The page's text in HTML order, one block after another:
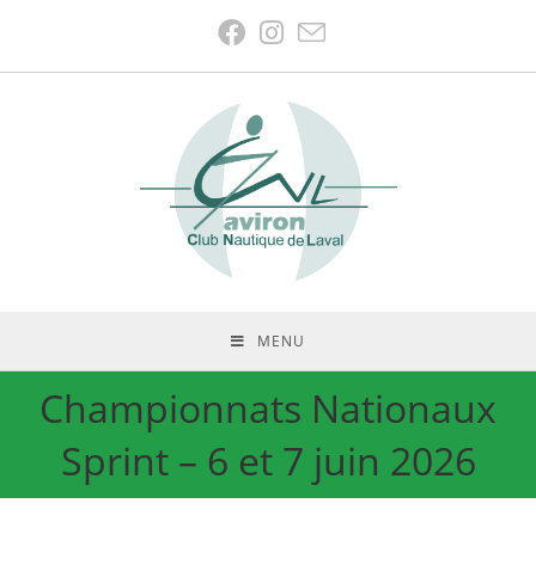
MENU
Championnats Nationaux
Sprint – 6 et 7 juin 2026